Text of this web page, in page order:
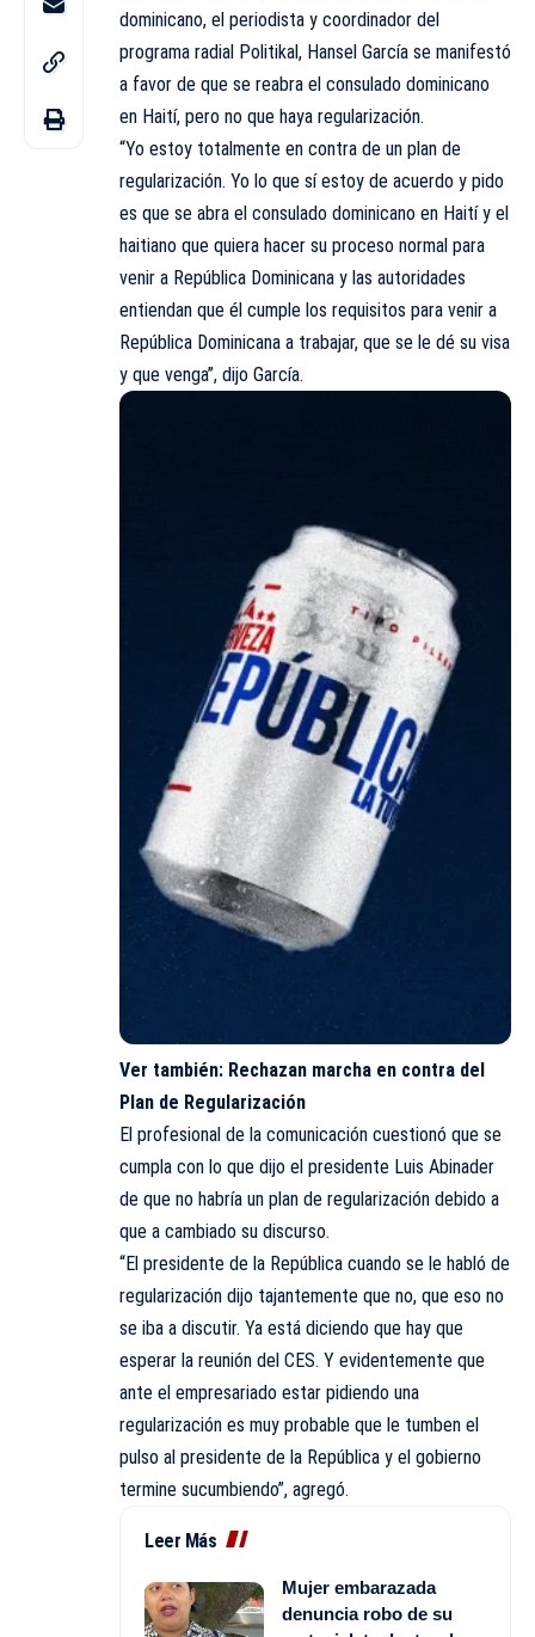
dominicano, el periodista y coordinador del
programa radial Politikal, Hansel García se manifestó
a favor de que se reabra el consulado dominicano
en Haití, pero no que haya regularización.
“Yo estoy totalmente en contra de un plan de
regularización. Yo lo que sí estoy de acuerdo y pido
es que se abra el consulado dominicano en Haití y el
haitiano que quiera hacer su proceso normal para
venir a República Dominicana y las autoridades
entiendan que él cumple los requisitos para venir a
República Dominicana a trabajar, que se le dé su visa
y que venga”, dijo García.
Ver también: Rechazan marcha en contra del
Plan de Regularización
El profesional de la comunicación cuestionó que se
cumpla con lo que dijo el presidente Luis Abinader
de que no habría un plan de regularización debido a
que a cambiado su discurso.
“El presidente de la República cuando se le habló de
regularización dijo tajantemente que no, que eso no
se iba a discutir. Ya está diciendo que hay que
esperar la reunión del CES. Y evidentemente que
ante el empresariado estar pidiendo una
regularización es muy probable que le tumben el
pulso al presidente de la República y el gobierno
termine sucumbiendo”, agregó.
Leer Más
Mujer embarazada
denuncia robo de su